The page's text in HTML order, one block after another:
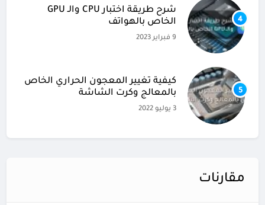
4
شرح طريقة اختبار CPU والـ GPU
الخاص بالهواتف
9 فبراير 2023
5
كيفية تغيير المعجون الحراري الخاص
بالمعالج وكرت الشاشة
3 يوليو 2022
مقارنات